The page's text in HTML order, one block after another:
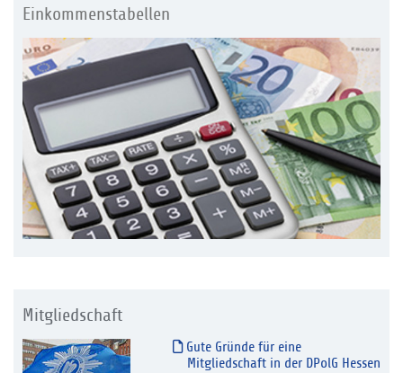
Einkommenstabellen
Mitgliedschaft
Gute Gründe für eine
Mitgliedschaft in der DPolG Hessen